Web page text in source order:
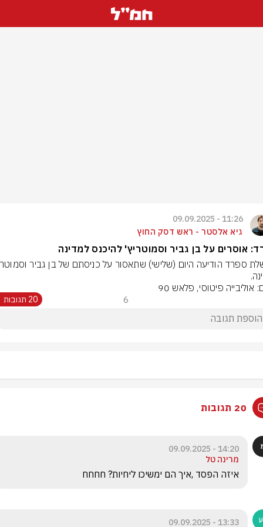
11:26 - 09.09.2025
גיא אלסטר - ראש דסק החוץ
אוסרים על בן גביר וסמוטריץ' להיכנס למדינה
אוליבייה פיטוסי, פלאש 90
6 20 תגובות
20 תגובות
14:20 - 09.09.2025
מרינה טל
איזה הפסד ,איך הם ימשיכו ליחיות? חחחח
13:33 - 09.09.2025